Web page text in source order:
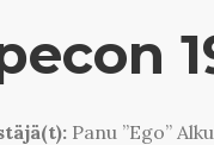
Panu ”Ego”